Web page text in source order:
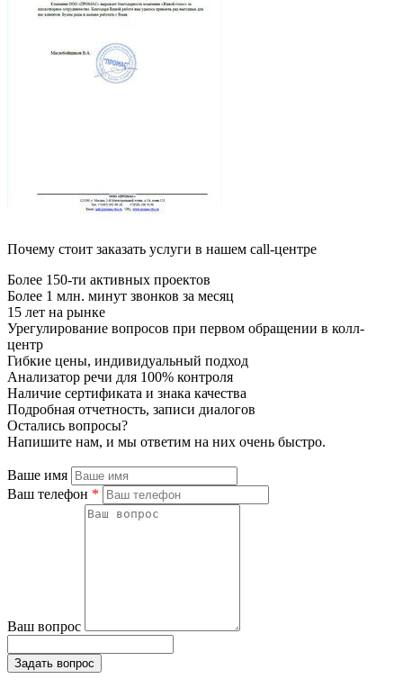
Почему стоит заказать услуги в нашем call-центре
Более 150-ти активных проектов
Более 1 млн. минут звонков за месяц
15 лет на рынке
Урегулирование вопросов при первом обращении в колл-
центр
Гибкие цены, индивидуальный подход
Анализатор речи для 100% контроля
Наличие сертификата и знака качества
Подробная отчетность, записи диалогов
Остались вопросы?
Напишите нам, и мы ответим на них очень быстро.
Ваше имя
Ваш телефон *
Ваш вопрос
Задать вопрос